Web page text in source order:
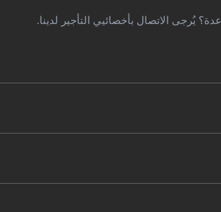
يُرجى الاتصال بأخصائيي التأجير لدينا.